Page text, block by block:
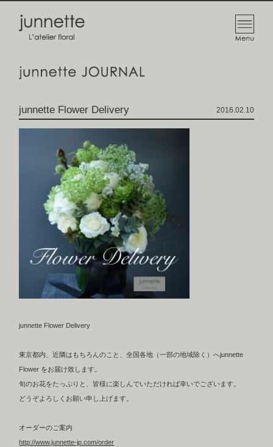
junnette Flower Delivery 2016.02.10
junnette Flower Delivery
東京都内、近隣はもちろんのこと、全国各地（一部の地域除く）へjunnette
Flower をお届け致します。
旬のお花をたっぷりと、皆様に楽しんでいただければ幸いでございます。
どうぞよろしくお願い申し上げます。
オーダーのご案内
http://www.junnette-jp.com/order